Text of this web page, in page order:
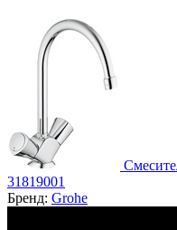
31819001
Бренд: Grohe